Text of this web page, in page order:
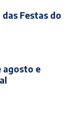
Festas do
agosto e